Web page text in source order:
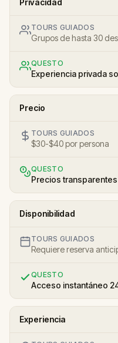
TOURS GUIADOS
Grupos de hasta 30
QUESTO
Experiencia privada
Precio
TOURS GUIADOS
$30-$40 por persona
QUESTO
Precios
Disponibilidad
TOURS GUIADOS
Requiere reserva
QUESTO
Acceso instantáneo
Experiencia